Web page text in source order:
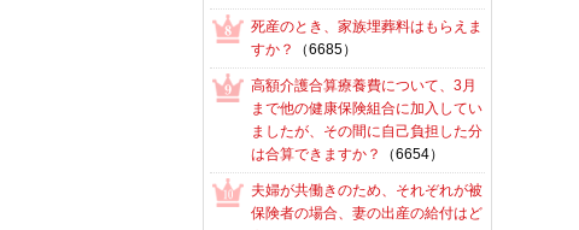
死産のとき、家族埋葬料はもらえま
すか？
（6685）
高額介護合算療養費について、3月
まで他の健康保険組合に加入してい
ましたが、その間に自己負担した分
は合算できますか？
（6654）
夫婦が共働きのため、それぞれが被
保険者の場合、妻の出産の給付はど